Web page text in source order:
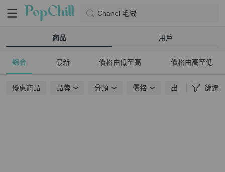
Chanel 毛絨
商品 用戶
綜合 最新 價格由低至高 價格由高至低
優惠商品 品牌 分類 價格 出貨地點 篩選